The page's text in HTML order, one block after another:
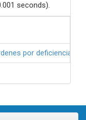
seconds).
por deficiencia